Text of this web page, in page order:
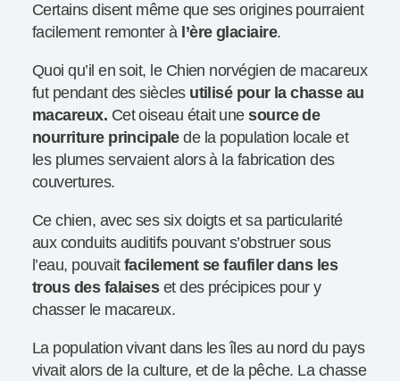
Certains disent même que ses origines pourraient
facilement remonter àl’ère glaciaire.
Quoi qu’il en soit, le Chien norvégien de macareux
fut pendant des siècles utilisé pour la chasse au
macareux. Cet oiseau était unesource de
nourriture principalede la population locale et
les plumes servaient alors à la fabrication des
couvertures.
Ce chien, avec ses six doigts et sa particularité
aux conduits auditifs pouvant s’obstruer sous
l’eau, pouvait facilement se faufiler dans les
trous des falaiseset des précipices pour y
chasser le macareux.
La population vivant dans les îles au nord du pays
vivait alors de la culture, et de la pêche. La chasse